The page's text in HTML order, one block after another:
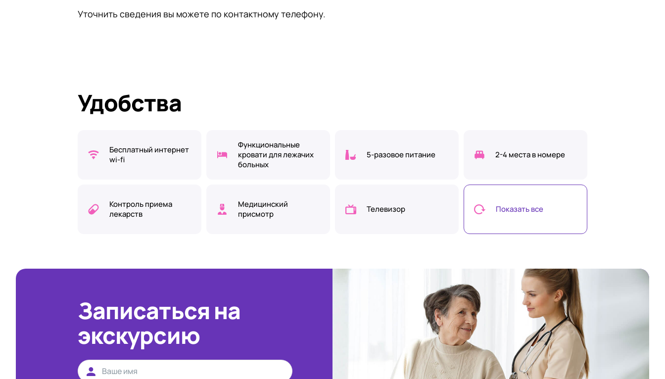
Уточнить сведения вы можете по контактному телефону.
Удобства
Бесплатный интернет
wi-fi
Функциональные
кровати для лежачих
больных
5-разовое питание 2-4 места в номере
Контроль приема
лекарств
Медицинский
присмотр
Телевизор Показать все
Записаться на
экскурсию